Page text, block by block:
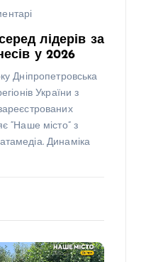
лідерів за
у 2026
Дніпропетровська
України з
“Наше місто” з
Динаміка